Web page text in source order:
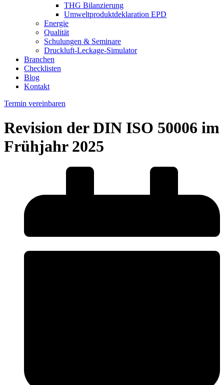
THG Bilanzierung
Umweltproduktdeklaration EPD
Energie
Qualität
Schulungen & Seminare
Druckluft-Leckage-Simulator
Branchen
Checklisten
Blog
Kontakt
Termin vereinbaren
Revision der DIN ISO 50006 im
Frühjahr 2025